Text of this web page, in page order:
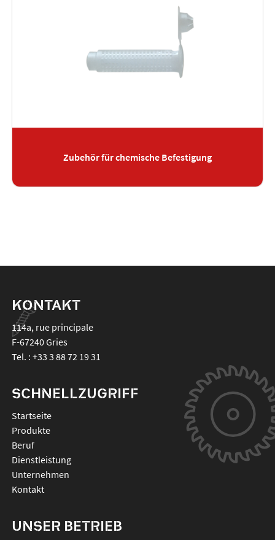
Zubehör für chemische Befestigung
KONTAKT
114a, rue principale
F-67240Gries
Tel. : +33 3 88 72 19 31
SCHNELLZUGRIFF
Startseite
Produkte
Beruf
Dienstleistung
Unternehmen
Kontakt
UNSER BETRIEB